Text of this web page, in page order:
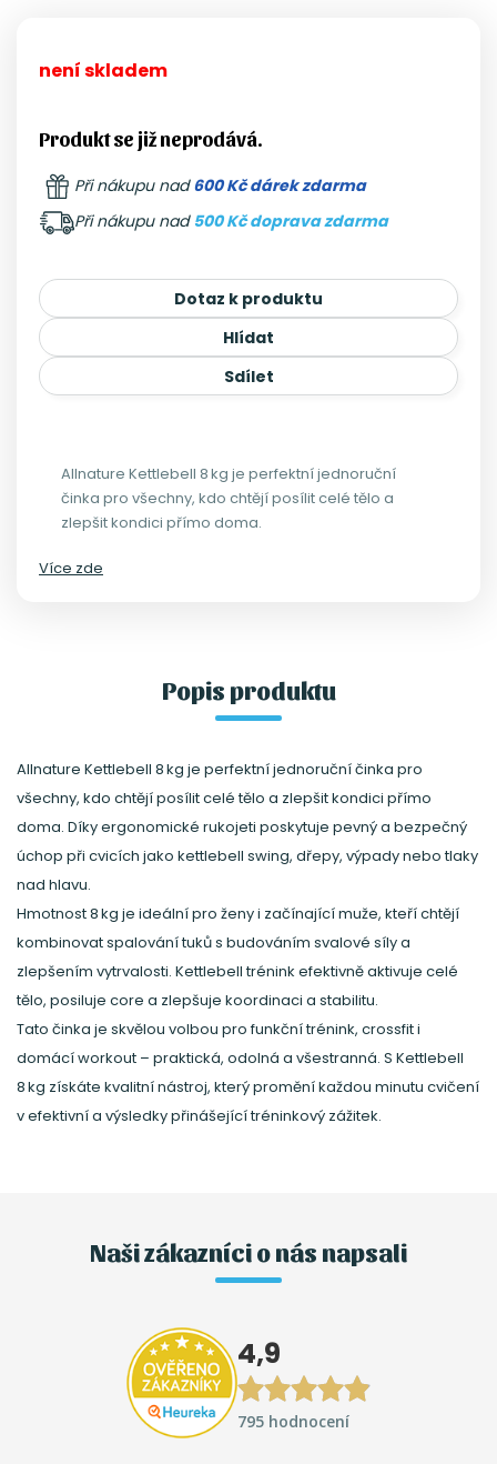
není skladem
Produkt se již neprodává.
Při nákupu nad600 Kč dárek zdarma
Při nákupu nad 500 Kč doprava zdarma
Dotaz k produktu
Hlídat
Sdílet
Allnature Kettlebell 8 kg je perfektní jednoruční
činka pro všechny, kdo chtějí posílit celé tělo a
zlepšit kondici přímo doma.
Více zde
Popis produktu
Allnature Kettlebell 8 kg je perfektní jednoruční činka pro
všechny, kdo chtějí posílit celé tělo a zlepšit kondici přímo
doma. Díky ergonomické rukojeti poskytuje pevný a bezpečný
úchop při cvicích jako kettlebell swing, dřepy, výpady nebo tlaky
nad hlavu.
Hmotnost 8 kg je ideální pro ženy i začínající muže, kteří chtějí
kombinovat spalování tuků s budováním svalové síly a
zlepšením vytrvalosti. Kettlebell trénink efektivně aktivuje celé
tělo, posiluje core a zlepšuje koordinaci a stabilitu.
Tato činka je skvělou volbou pro funkční trénink, crossfit i
domácí workout – praktická, odolná a všestranná. S Kettlebell
8 kg získáte kvalitní nástroj, který promění každou minutu cvičení
v efektivní a výsledky přinášející tréninkový zážitek.
Naši zákazníci o nás napsali
4,9
795 hodnocení